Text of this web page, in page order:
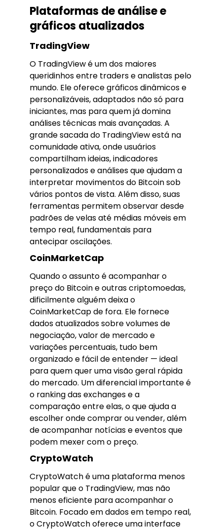
Plataformas de análise e
gráficos atualizados
TradingView
O TradingView é um dos maiores
queridinhos entre traders e analistas pelo
mundo. Ele oferece gráficos dinâmicos e
personalizáveis, adaptados não só para
iniciantes, mas para quem já domina
análises técnicas mais avançadas. A
grande sacada do TradingView está na
comunidade ativa, onde usuários
compartilham ideias, indicadores
personalizados e análises que ajudam a
interpretar movimentos do Bitcoin sob
vários pontos de vista. Além disso, suas
ferramentas permitem observar desde
padrões de velas até médias móveis em
tempo real, fundamentais para
antecipar oscilações.
CoinMarketCap
Quando o assunto é acompanhar o
preço do Bitcoin e outras criptomoedas,
dificilmente alguém deixa o
CoinMarketCap de fora. Ele fornece
dados atualizados sobre volumes de
negociação, valor de mercado e
variações percentuais, tudo bem
organizado e fácil de entender — ideal
para quem quer uma visão geral rápida
do mercado. Um diferencial importante é
o ranking das exchanges e a
comparação entre elas, o que ajuda a
escolher onde comprar ou vender, além
de acompanhar notícias e eventos que
podem mexer com o preço.
CryptoWatch
CryptoWatch é uma plataforma menos
popular que o TradingView, mas não
menos eficiente para acompanhar o
Bitcoin. Focado em dados em tempo real,
o CryptoWatch oferece uma interface